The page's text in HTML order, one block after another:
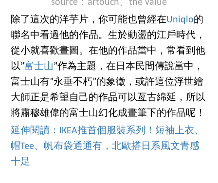
source： artouch、 the value
除了這次的洋芋片，你可能也曾經在Uniqlo的
聯名中看過他的作品。生於動盪的江戶時代，
從小就喜歡畫圖。在他的作品當中，常看到他
以”富士山”作為主題，在日本民間傳說當中，
富士山有”永垂不朽”的象徵，或許這位浮世繪
大師正是希望自己的作品可以亙古綿延，所以
將肅穆雄偉的富士山幻化成畫筆下的作品呢！
延伸閱讀：IKEA推首個服裝系列！短袖上衣、
帽Tee、帆布袋通通有，北歐搭日系風文青感
十足